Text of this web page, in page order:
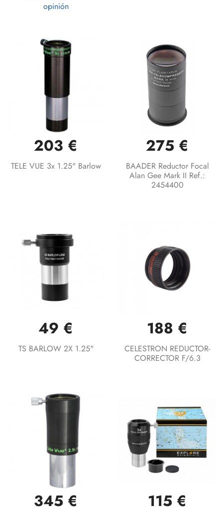
opinión
203 €
TELE VUE 3x 1.25" Barlow
275 €
BAADER Reductor Focal
Alan Gee Mark II Ref.:
2454400
49 €
TS BARLOW 2X 1.25"
188 €
CELESTRON REDUCTOR-
CORRECTOR F/6.3
345 € 115 €